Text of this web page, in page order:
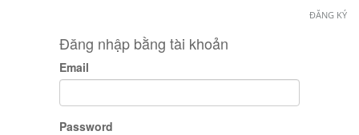
ĐĂNG KÝ
Đăng nhập bằng tài khoản
Email
Password